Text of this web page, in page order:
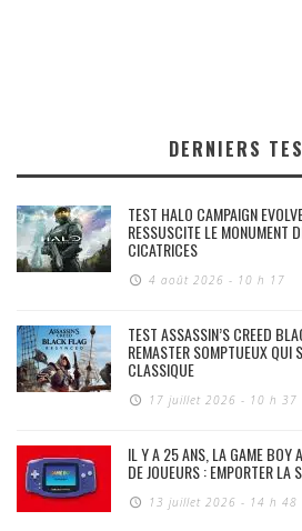
DERNIERS
TEST HALO CAMPAIGN
RESSUSCITE LE MONUMENT
CICATRICES
4 août 2026 - 10 h 17
TEST ASSASSIN’S CREED
REMASTER SOMPTUEUX QUI
CLASSIQUE
17 juillet 2026 - 10 h 37
IL Y A 25 ANS, LA GAME BOY
DE JOUEURS : EMPORTER LA
13 juillet 2026 - 14 h 48